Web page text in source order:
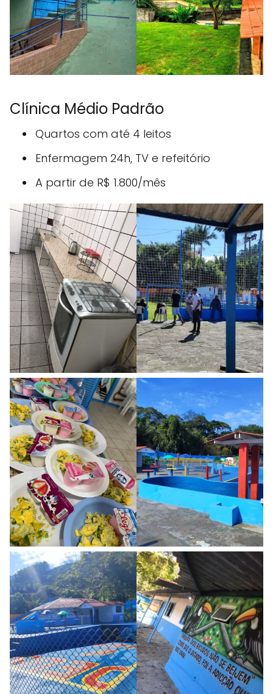
Clínica Médio Padrão
Quartos com até 4 leitos
Enfermagem 24h, TV e refeitório
A partir de R$ 1.800/mês